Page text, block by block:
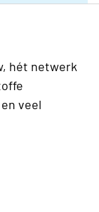
hét netwerk
veel